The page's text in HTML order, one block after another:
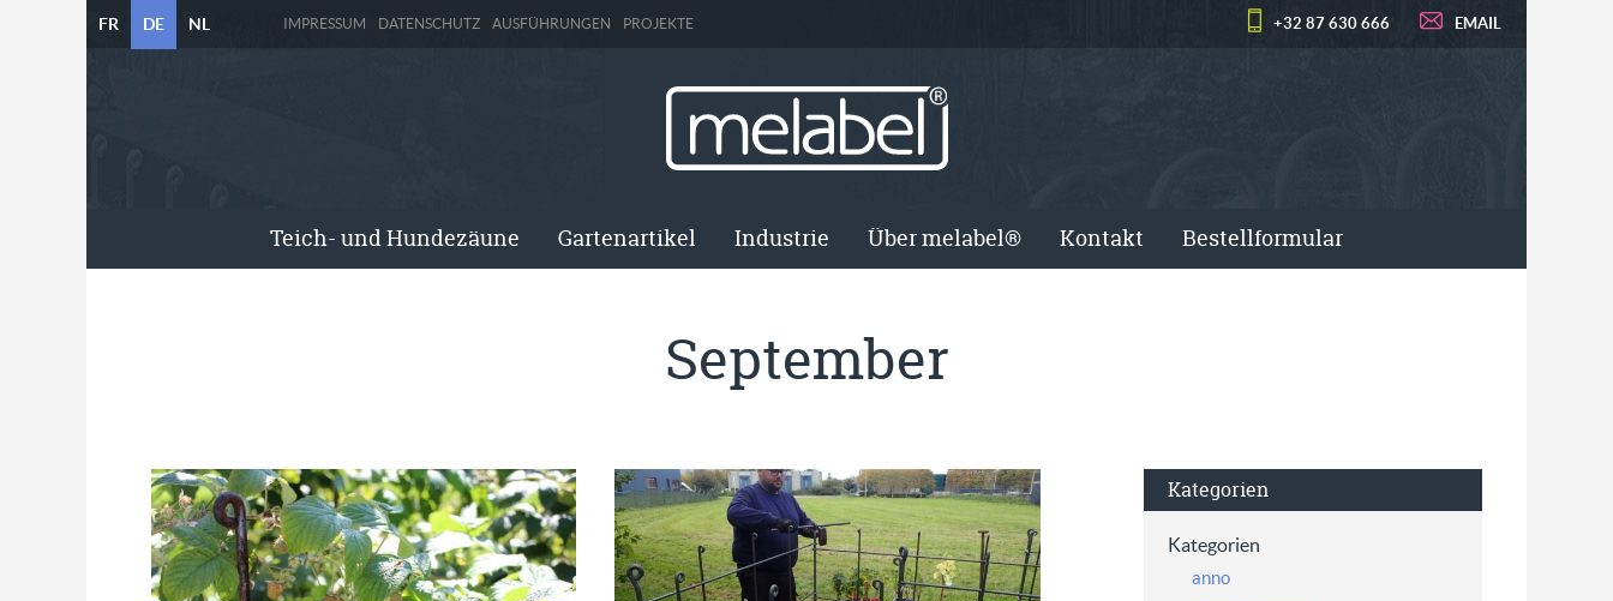
FR DE NL IMPRESSUM DATENSCHUTZ AUSFÜHRUNGEN PROJEKTE +32 87 630 666 EMAIL
Teich- und Hundezäune Gartenartikel Industrie Über melabel® Kontakt Bestellformular
September
Kategorien
Kategorien
anno